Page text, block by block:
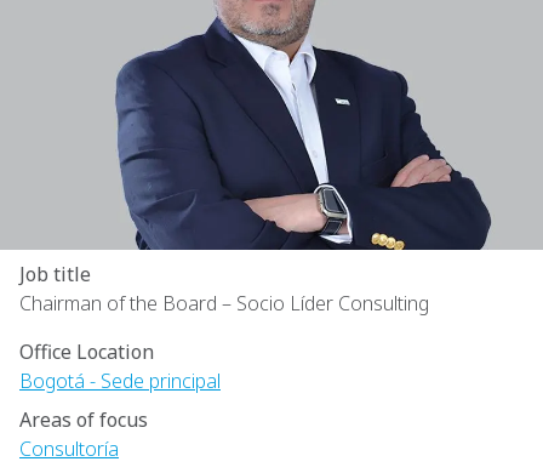
Job title
Chairman of the Board – Socio Líder Consulting
Office Location
Bogotá - Sede principal
Areas of focus
Consultoría